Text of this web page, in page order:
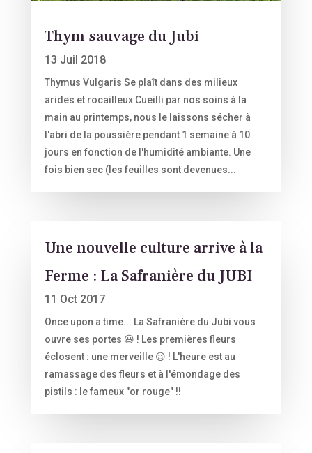
Thym sauvage du Jubi
13 Juil 2018
Thymus Vulgaris Se plaît dans des milieux
arides et rocailleux Cueilli par nos soins à la
main au printemps, nous le laissons sécher à
l'abri de la poussière pendant 1 semaine à 10
jours en fonction de l'humidité ambiante. Une
fois bien sec (les feuilles sont devenues...
Une nouvelle culture arrive à la
Ferme : La Safranière du JUBI
11 Oct 2017
Once upon a time... La Safranière du Jubi vous
ouvre ses portes 😃 ! Les premières fleurs
éclosent : une merveille 😉 ! L'heure est au
ramassage des fleurs et à l'émondage des
pistils : le fameux "or rouge" !!